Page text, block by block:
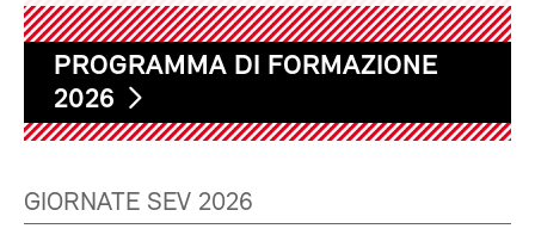
PROGRAMMA DI FORMAZIONE
2026
GIORNATE SEV 2026